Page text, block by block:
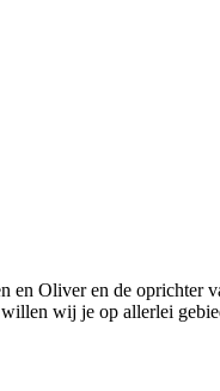
en Oliver en de
wij je op allerlei